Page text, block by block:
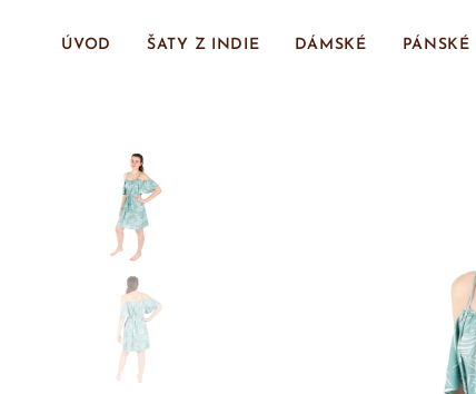
ÚVOD ŠATY Z INDIE DÁMSKÉ PÁNSKÉ